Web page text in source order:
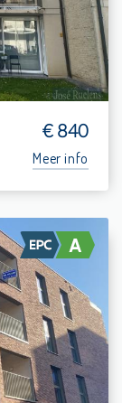
€ 840
Meer info